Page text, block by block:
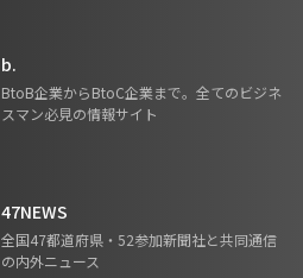
b.
BtoB企業からBtoC企業まで。全てのビジネ
スマン必見の情報サイト
47NEWS
全国47都道府県・52参加新聞社と共同通信
の内外ニュース